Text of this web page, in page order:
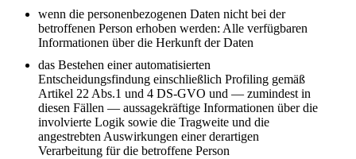
wenn die personenbezogenen Daten nicht bei der
betroffenen Person erhoben werden: Alle verfügbaren
Informationen über die Herkunft der Daten
das Bestehen einer automatisierten
Entscheidungsfindung einschließlich Profiling gemäß
Artikel 22 Abs.1 und 4 DS-GVO und — zumindest in
diesen Fällen — aussagekräftige Informationen über die
involvierte Logik sowie die Tragweite und die
angestrebten Auswirkungen einer derartigen
Verarbeitung für die betroffene Person